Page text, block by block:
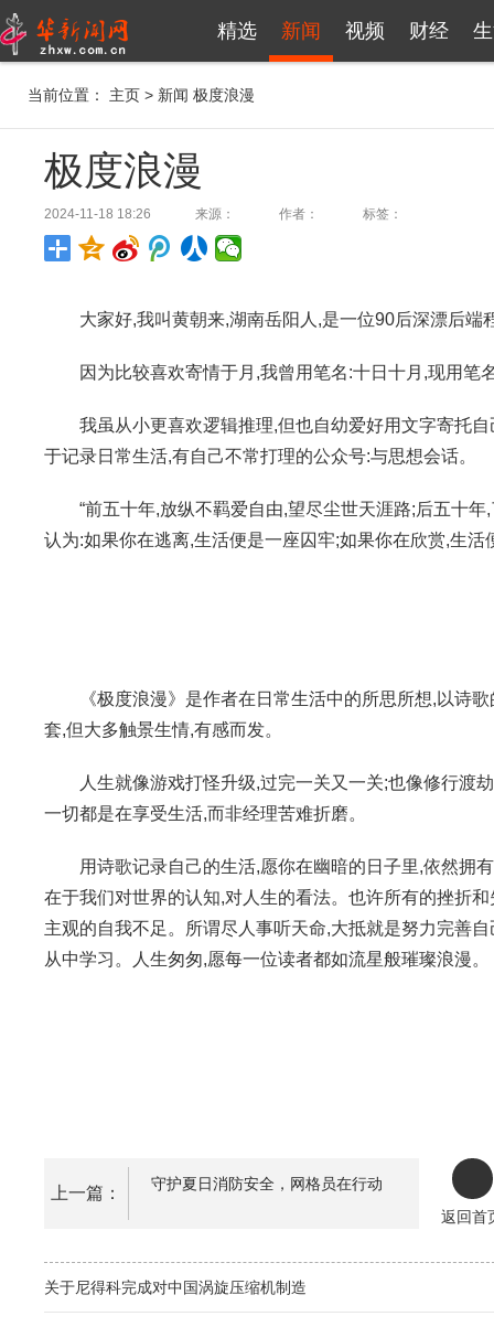
精选 新闻 视频 财经
当前位置： 主页 > 新闻 极度浪漫
极度浪漫
2024-11-18 18:26 来源： 作者： 标签：
大家好,我叫黄朝来,湖南岳阳人,是一位90后深漂后
因为比较喜欢寄情于月,我曾用笔名:十日十月,现用笔
我虽从小更喜欢逻辑推理,但也自幼爱好用文字寄托
于记录日常生活,有自己不常打理的公众号:与思想会话。
“前五十年,放纵不羁爱自由,望尽尘世天涯路;后五十
认为:如果你在逃离,生活便是一座囚牢;如果你在欣赏,生
《极度浪漫》是作者在日常生活中的所思所想,以诗
套,但大多触景生情,有感而发。
人生就像游戏打怪升级,过完一关又一关;也像修行渡
一切都是在享受生活,而非经理苦难折磨。
用诗歌记录自己的生活,愿你在幽暗的日子里,依然拥
在于我们对世界的认知,对人生的看法。也许所有的挫折
主观的自我不足。所谓尽人事听天命,大抵就是努力完善
从中学习。人生匆匆,愿每一位读者都如流星般璀璨浪漫。
上一篇：
守护夏日消防安全，网格员在行动
返回首
关于尼得科完成对中国涡旋压缩机制造